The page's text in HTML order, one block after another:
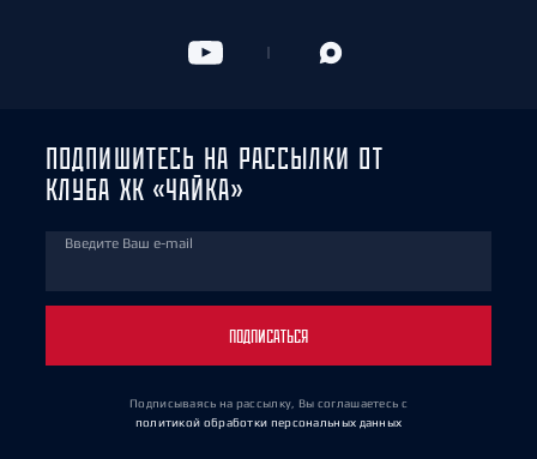
ПОДПИШИТЕСЬ НА РАССЫЛКИ ОТ
КЛУБА ХК «ЧАЙКА»
Введите Ваш e-mail
ПОДПИСАТЬСЯ
Подписываясь на рассылку, Вы соглашаетесь с
политикой обработки персональных данных